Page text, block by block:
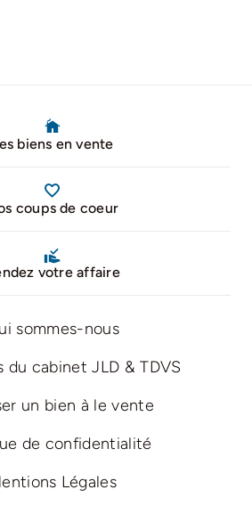
biens en vente
coups de coeur
votre affaire
sommes-nous
du cabinet JLD & TDVS
un bien à le vente
de confidentialité
Légales